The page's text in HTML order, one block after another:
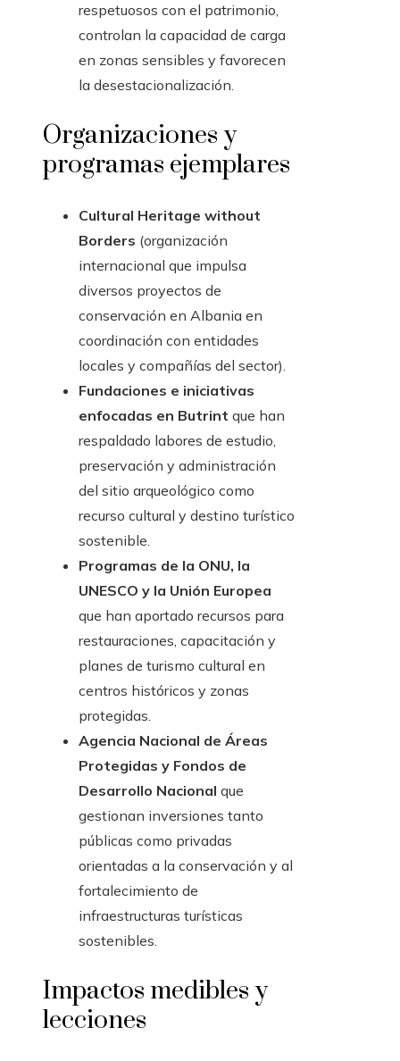
respetuosos con el patrimonio,
controlan la capacidad de carga
en zonas sensibles y favorecen
la desestacionalización.
Organizaciones y
programas ejemplares
Cultural Heritage without
Borders (organización
internacional que impulsa
diversos proyectos de
conservación en Albania en
coordinación con entidades
locales y compañías del sector).
Fundaciones e iniciativas
enfocadas en Butrint que han
respaldado labores de estudio,
preservación y administración
del sitio arqueológico como
recurso cultural y destino turístico
sostenible.
Programas de la ONU, la
UNESCO y la Unión Europea
que han aportado recursos para
restauraciones, capacitación y
planes de turismo cultural en
centros históricos y zonas
protegidas.
Agencia Nacional de Áreas
Protegidas y Fondos de
Desarrollo Nacional que
gestionan inversiones tanto
públicas como privadas
orientadas a la conservación y al
fortalecimiento de
infraestructuras turísticas
sostenibles.
Impactos medibles y
lecciones